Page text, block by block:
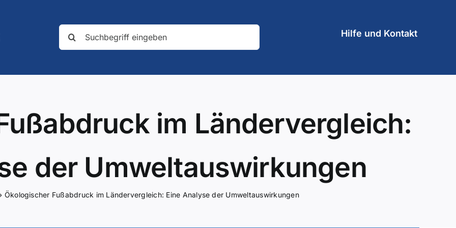
Suche
nach:
Hilfe und Kontakt
im Ländervergleich:
der Umweltauswirkungen
Ökologischer Fußabdruck im Ländervergleich: Eine Analyse der Umweltauswirkungen